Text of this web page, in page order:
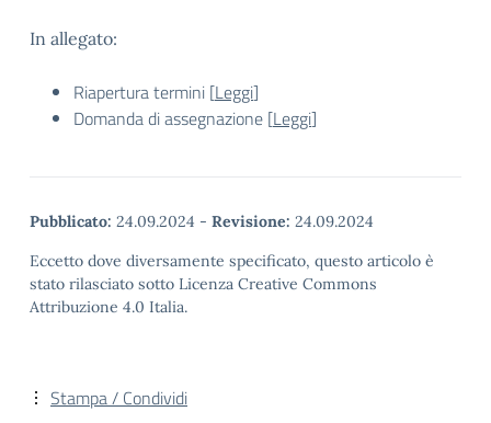
In allegato:
Riapertura termini [Leggi]
Domanda di assegnazione [Leggi]
Pubblicato: 24.09.2024 - Revisione: 24.09.2024
Eccetto dove diversamente specificato, questo articolo è
stato rilasciato sotto Licenza Creative Commons
Attribuzione 4.0 Italia.
Stampa / Condividi